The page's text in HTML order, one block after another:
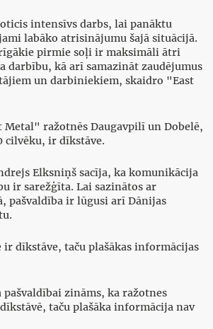
intensīvs darbs, lai panāktu
labāko atrisinājumu šajā situācijā.
pirmie soļi ir maksimāli ātri
darbību, kā arī samazināt zaudējumus
un darbiniekiem, skaidro "East
Metal" ražotnēs Daugavpilī un Dobelē,
cilvēku, ir dīkstāve.
Elksniņš sacīja, ka komunikācija
ir sarežģīta. Lai sazinātos ar
pašvaldība ir lūgusi arī Dānijas
ir dīkstāve, taču plašākas informācijas
pašvaldībai zināms, ka ražotnes
taču plašāka informācija nav